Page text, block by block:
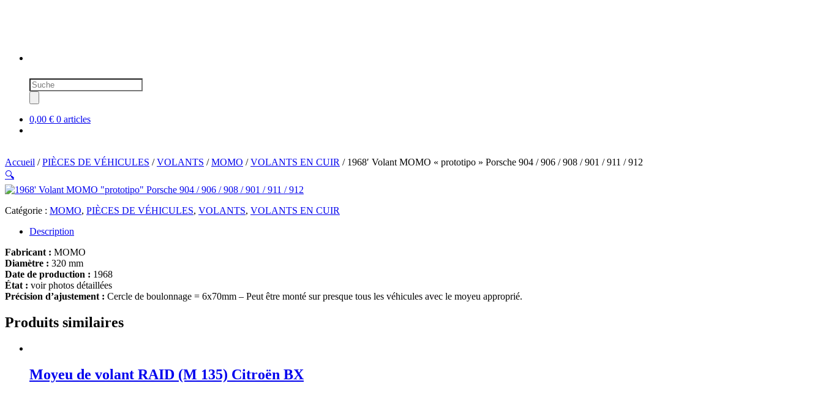
Recherche
de
produits
0,00 € 0 articles
Accueil /PIÈCES DE VÉHICULES /VOLANTS /MOMO /VOLANTS EN CUIR / 1968′ Volant MOMO « prototipo » Porsche 904 / 906 / 908 / 901 / 911 / 912
🔍
Catégorie : MOMO, PIÈCES DE VÉHICULES, VOLANTS, VOLANTS EN CUIR
Description
Fabricant : MOMO
Diamètre : 320 mm
Date de production : 1968
État : voir photos détaillées
Précision d’ajustement : Cercle de boulonnage = 6x70mm – Peut être monté sur presque tous les véhicules avec le moyeu approprié.
Produits similaires
Moyeu de volant RAID (M 135) Citroën BX